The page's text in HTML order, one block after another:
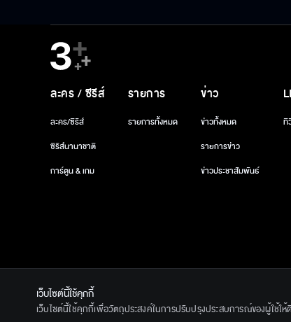
นางเอาก้อนหินฟาดหัวเขา เขาโมโหจึงบีบคอนาง หวังต๊ะตามม
ผิดคำสัญญา แต่นางก็ยังไม่ยินยอม นางมาขอให้หวังต๊ะพานางหนี
เปา เพราะท่านเปาเป็นศัตรูที่เขาต้องการแก้แค้น ทำให้เฉี่ยวอี้ผิ
ที่นี่อีกแล้ว เฉี่ยวอี้ เห็นว่าหวังต๊ะหายไป นางเกรงว่าเขาจะไป
คุณรู้ตัวว่าผิด ไม่คิดแค้นท่านเปาแต่อย่างใด เมื่อหวังต๊ะ บุกเข้า
เลย แล้วหลังจากนั้นให้กลับตัวด้วย เมื่อหวังต๊ะ ไม่สามารถตัดใจ
โอกาสได้ทำ ดังนั้นขอให้สองพี่น้อง ถือว่าที่นี่เป็นบ้านด้วยก็แล้ว
จั่นเจาก็หาหลักฐานว่าหลิวเทียนเผิงเป็นคนทำร้ายนายอำเภอ
อีกรอบ จากการสอบสวน ทำให้สถานะภาพคู่หมั้นระหว่างหลิวเ
ละคร / ซีรีส์
ละคร/ซีรีส์
ซีรีส์นานาชาติ
การ์ตูน & เกม
รายการ
รายการทั้งหมด
ข่าว
ข่าวทั้งหมด
รายการข่าว
ข่าวประชาสัมพันธ์
ที
©
เว็บไซต์นี้ใช้คุกกี้
เว็บไซต์นี้ใช้คุกกี้เพื่อวัตถุประสงค์ในการปรับปรุงประสบการณ์ของผู้ใช้ใ